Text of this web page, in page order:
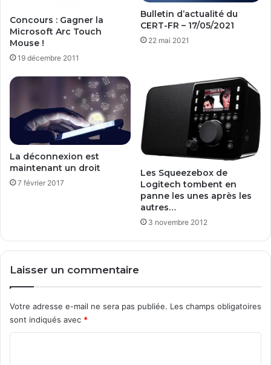
Concours : Gagner la
Microsoft Arc Touch
Mouse !
19 décembre 2011
Bulletin d’actualité du
CERT-FR – 17/05/2021
22 mai 2021
La déconnexion est
maintenant un droit
7 février 2017
Les Squeezebox de
Logitech tombent en
panne les unes après les
autres…
3 novembre 2012
Laisser un commentaire
Votre adresse e-mail ne sera pas publiée. Les champs obligatoires
sont indiqués avec *